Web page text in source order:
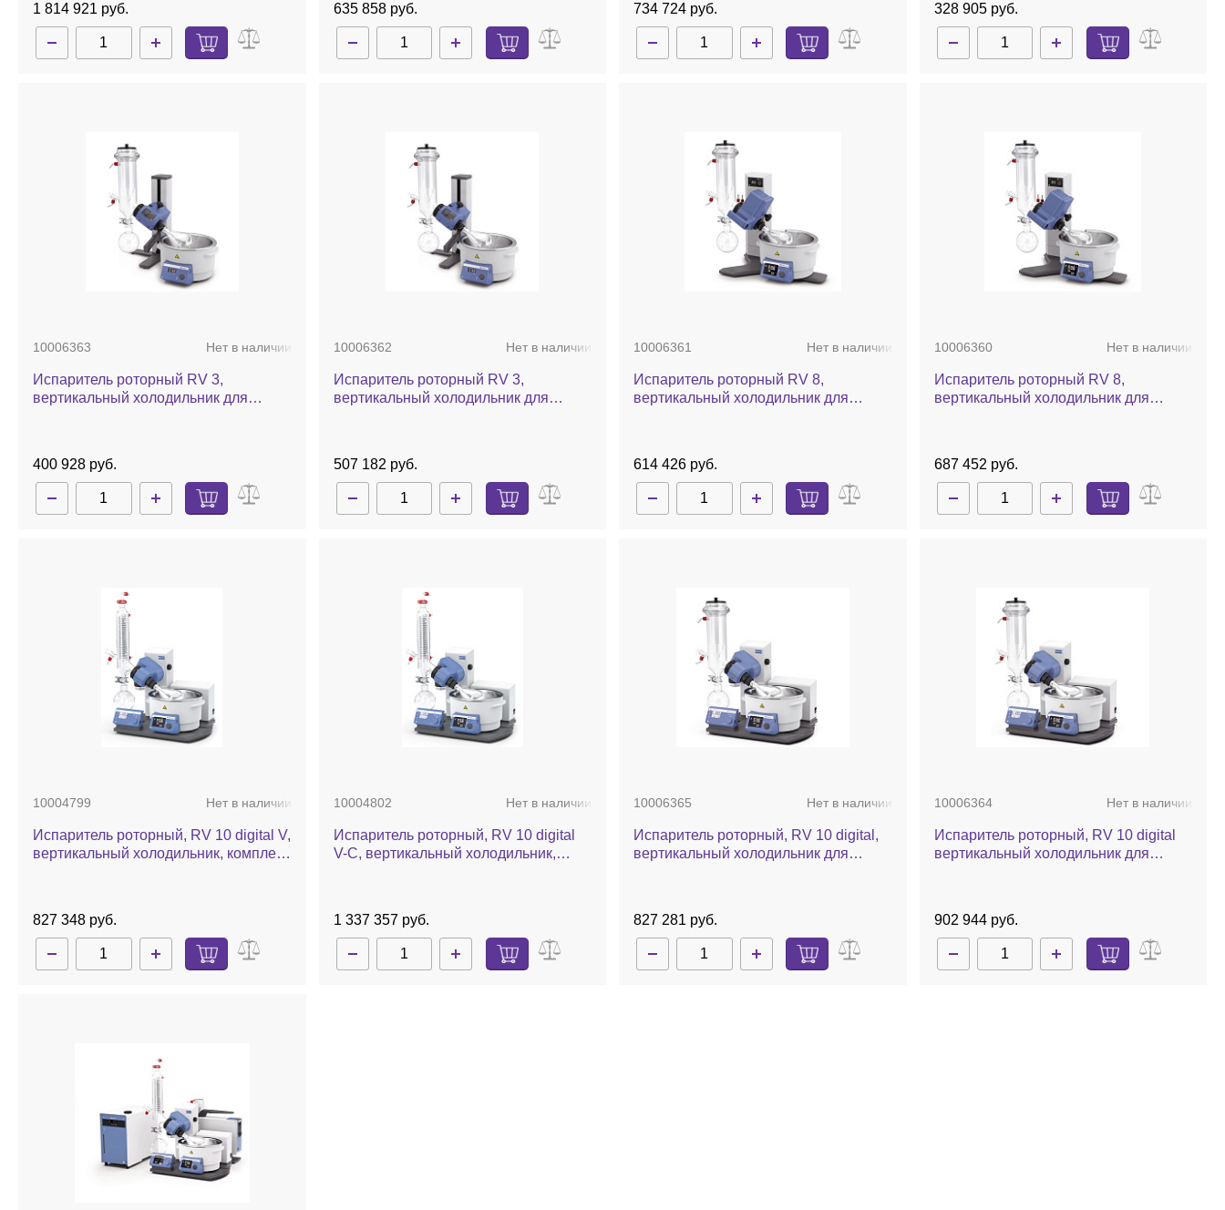
1 814 921 руб. 635 858 руб.
734 724 руб.
328 905 руб.
10006363 Нет в наличии
Испаритель роторный RV 3,
вертикальный холодильник для
400 928 руб.
10006362 Нет в наличии
Испаритель роторный RV 3,
вертикальный холодильник для
507 182 руб.
10006361 Нет в наличии
Испаритель роторный RV 8,
вертикальный холодильник для
614 426 руб.
10006360 Нет в наличии
Испаритель роторный RV 8,
вертикальный холодильник для
687 452 руб.
10004799 Нет в наличии
Испаритель роторный, RV 10 digital V,
вертикальный холодильник, комплект
827 348 руб.
10004802 Нет в наличии
Испаритель роторный, RV 10 digital
V-C, вертикальный холодильник,
1 337 357 руб.
10006365 Нет в наличии
Испаритель роторный, RV 10 digital,
вертикальный холодильник для
827 281 руб.
10006364 Нет в наличии
Испаритель роторный, RV 10 digital
вертикальный холодильник для
902 944 руб.